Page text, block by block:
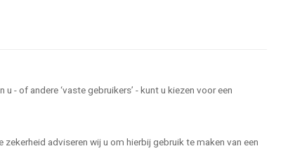
- of andere ‘vaste gebruikers’ - kunt u kiezen voor een
adviseren wij u om hierbij gebruik te maken van een